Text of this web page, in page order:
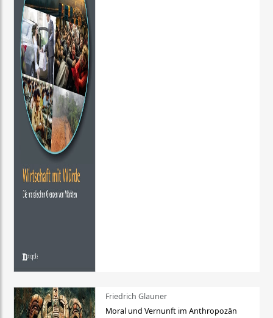
Friedrich Glauner
Moral und Vernunft im Anthropozän